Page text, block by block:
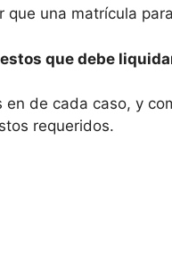
una matrícula
que debe
de cada caso, y
requeridos.